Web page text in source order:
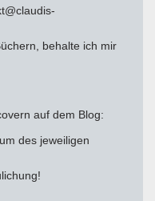
behalte ich mir
auf dem Blog:
des jeweiligen